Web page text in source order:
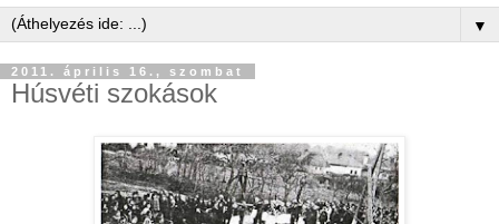
▼
2011. április 16., szombat
Húsvéti szokások